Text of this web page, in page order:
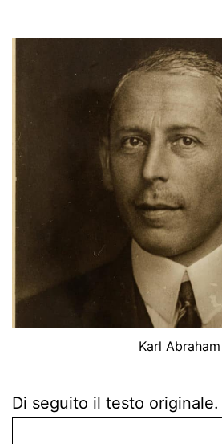
Karl Abraham
Di seguito il testo originale.